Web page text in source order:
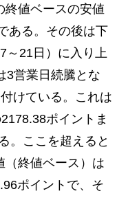
終値ベースの安値
ある。その後は下
～21日）に入り上
3営業日続騰とな
けている。これは
ポイントま
。ここを超えると
（終値ベース）は
ポイントで、そ